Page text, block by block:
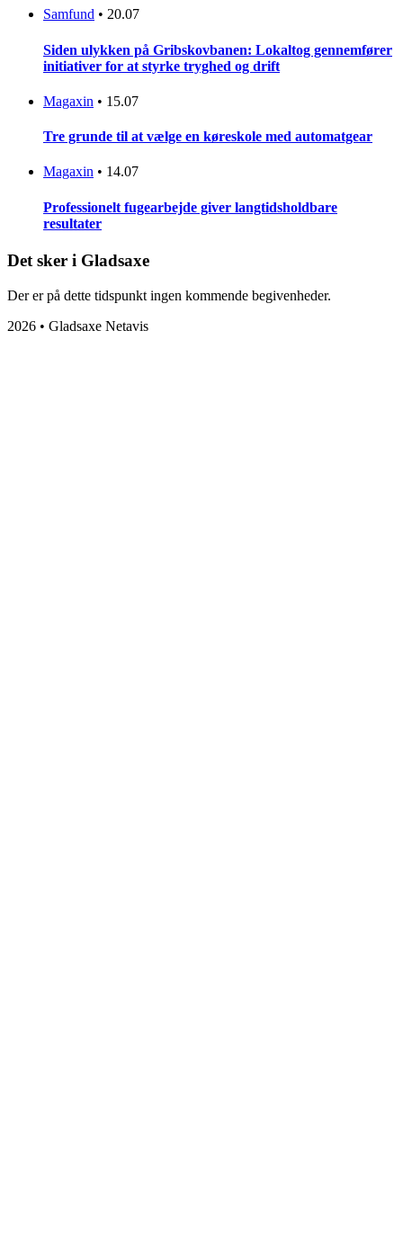
Samfund • 20.07
Siden ulykken på Gribskovbanen: Lokaltog gennemfører
initiativer for at styrke tryghed og drift
Magaxin • 15.07
Tre grunde til at vælge en køreskole med automatgear
Magaxin • 14.07
Professionelt fugearbejde giver langtidsholdbare
resultater
Det sker i Gladsaxe
Der er på dette tidspunkt ingen kommende begivenheder.
2026 • Gladsaxe Netavis